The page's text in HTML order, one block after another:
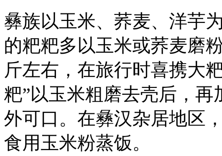
彝族以玉米、荞麦、洋芋
的粑粑多以玉米或荞麦磨
斤左右，在旅行时喜携大
粑”以玉米粗磨去壳后，
外可口。在彝汉杂居地区
食用玉米粉蒸饭。